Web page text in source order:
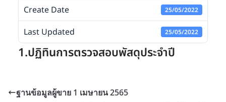
Create Date 25/05/2022
Last Updated 25/05/2022
1.ปฏิทินการตรวจสอบพัสดุประจำปี
ฐานข้อมูลผู้ขาย 1 เมษายน 2565